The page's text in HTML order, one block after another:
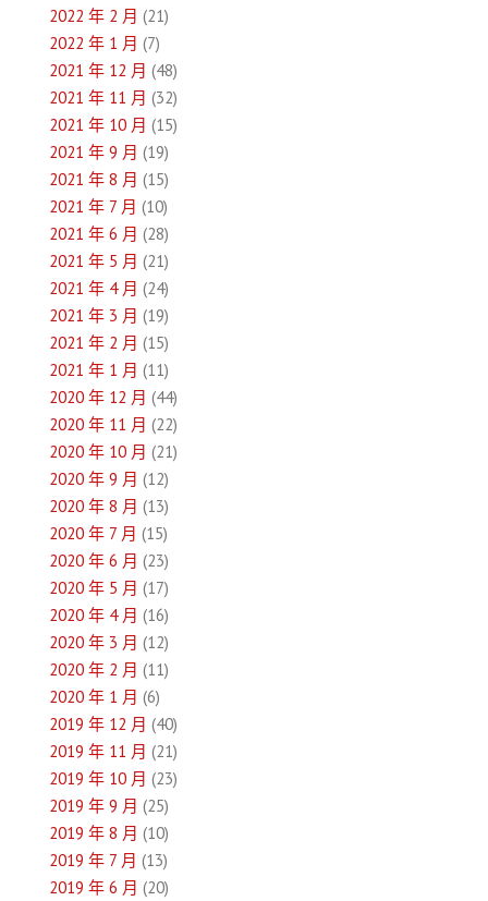
2022 年 2 月 (21)
2022 年 1 月 (7)
2021 年 12 月 (48)
2021 年 11 月 (32)
2021 年 10 月 (15)
2021 年 9 月 (19)
2021 年 8 月 (15)
2021 年 7 月 (10)
2021 年 6 月 (28)
2021 年 5 月 (21)
2021 年 4 月 (24)
2021 年 3 月 (19)
2021 年 2 月 (15)
2021 年 1 月 (11)
2020 年 12 月 (44)
2020 年 11 月 (22)
2020 年 10 月 (21)
2020 年 9 月 (12)
2020 年 8 月 (13)
2020 年 7 月 (15)
2020 年 6 月 (23)
2020 年 5 月 (17)
2020 年 4 月 (16)
2020 年 3 月 (12)
2020 年 2 月 (11)
2020 年 1 月 (6)
2019 年 12 月 (40)
2019 年 11 月 (21)
2019 年 10 月 (23)
2019 年 9 月 (25)
2019 年 8 月 (10)
2019 年 7 月 (13)
2019 年 6 月 (20)